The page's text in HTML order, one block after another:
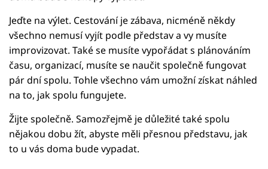
Jeďte na výlet. Cestování je zábava, nicméně někdy
všechno nemusí vyjít podle představ a vy musíte
improvizovat. Také se musíte vypořádat s plánováním
času, organizací, musíte se naučit společně fungovat
pár dní spolu. Tohle všechno vám umožní získat náhled
na to, jak spolu fungujete.
Žijte společně. Samozřejmě je důležité také spolu
nějakou dobu žít, abyste měli přesnou představu, jak
to u vás doma bude vypadat.